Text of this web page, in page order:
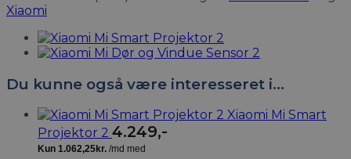
Xiaomi
Du kunne også være interesseret i…
Xiaomi Mi Smart
Projektor 2 4.249,-